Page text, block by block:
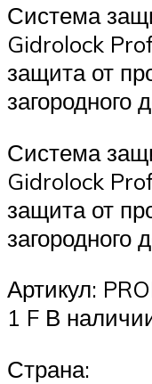
Система
Gidrolock
защита от
загородного
Система
Gidrolock
защита от
загородного
Артикул:
1 F В
Страна: